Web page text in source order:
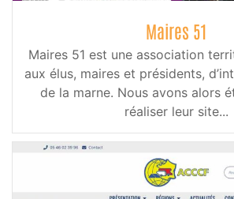
Maires 51
Maires 51 est une association
aux élus, maires et présidents,
de la marne. Nous avons alors
réaliser leur site...